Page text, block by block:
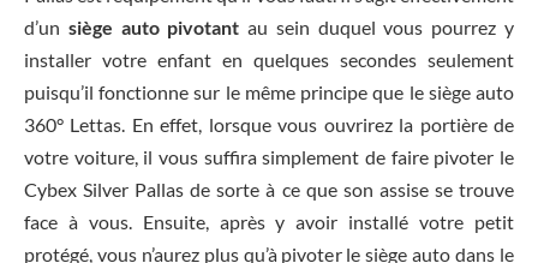
d’un siège auto pivotant au sein duquel vous pourrez y
installer votre enfant en quelques secondes seulement
puisqu’il fonctionne sur le même principe que le siège auto
360° Lettas. En effet, lorsque vous ouvrirez la portière de
votre voiture, il vous suffira simplement de faire pivoter le
Cybex Silver Pallas de sorte à ce que son assise se trouve
face à vous. Ensuite, après y avoir installé votre petit
protégé, vous n’aurez plus qu’à pivoter le siège auto dans le